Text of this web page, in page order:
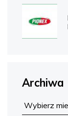
Archiwa